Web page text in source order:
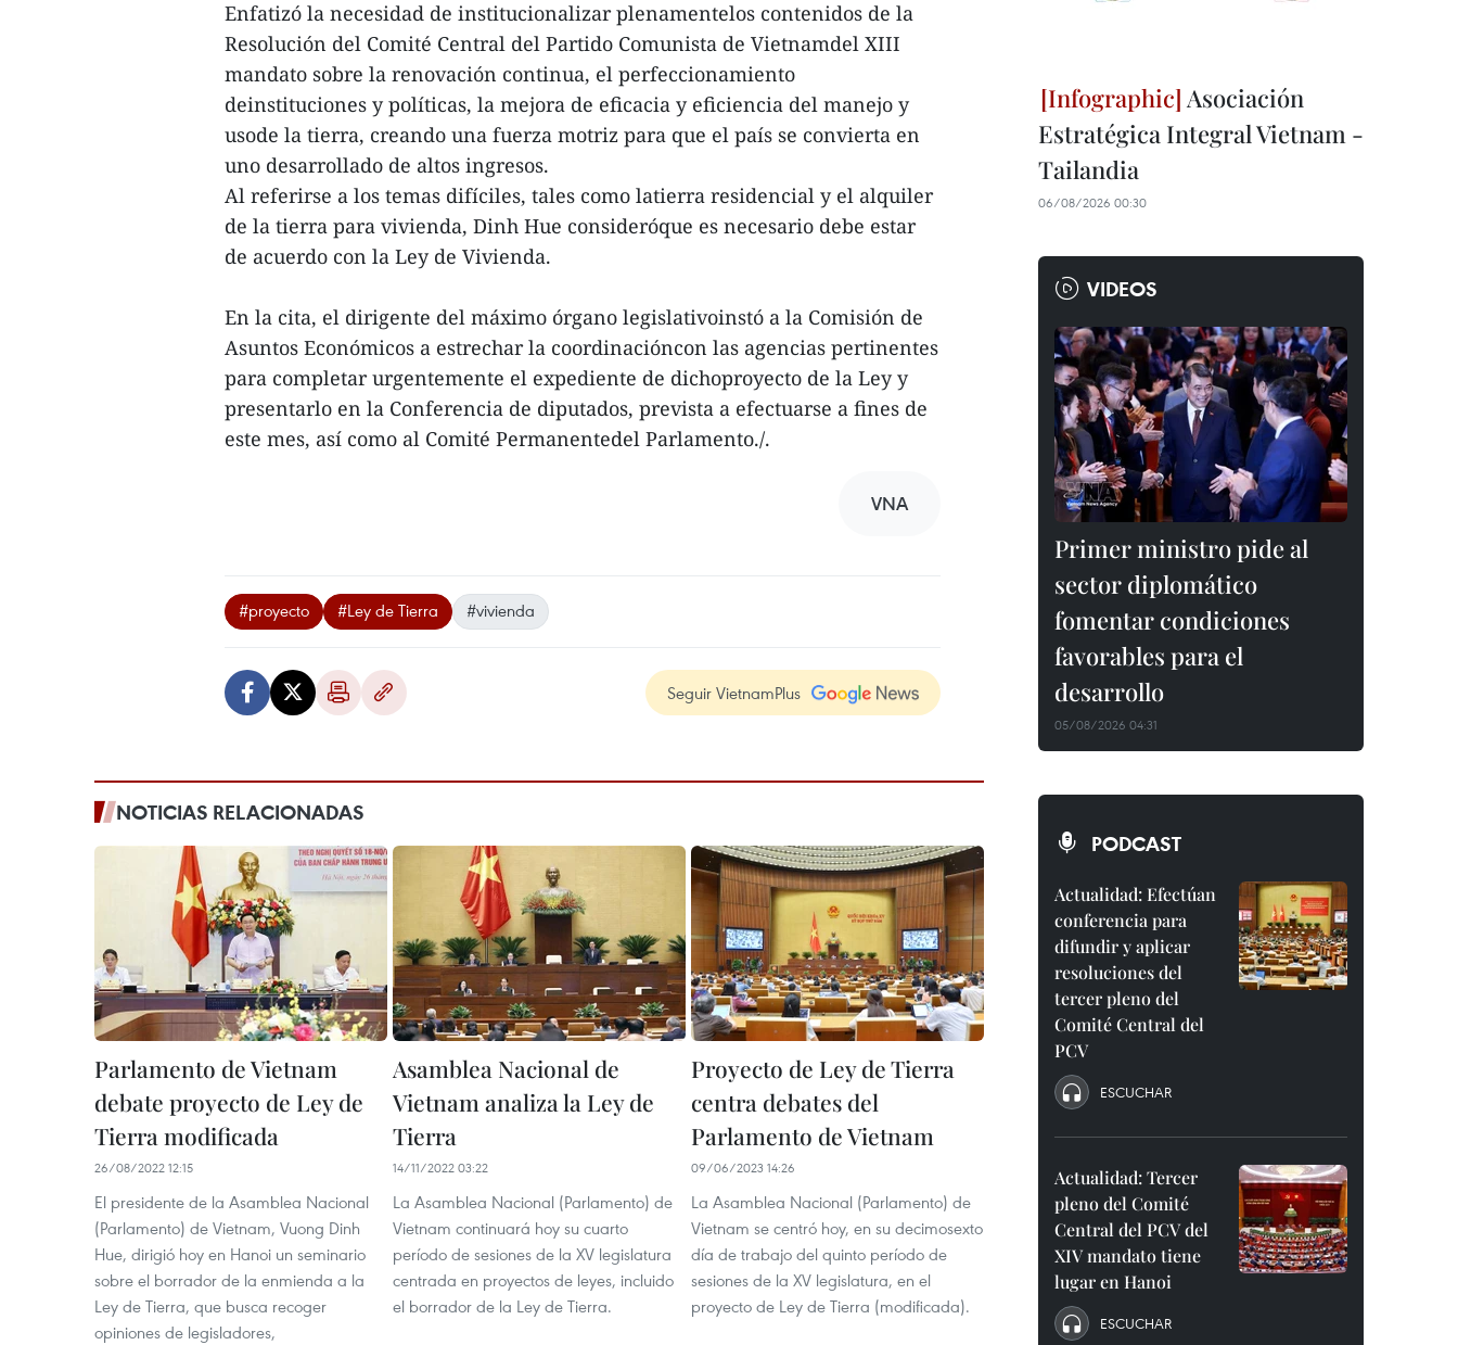
Enfatizó la necesidad de institucionalizar plenamentelos contenidos de la
Resolución del Comité Central del Partido Comunista de Vietnamdel XIII
mandato sobre la renovación continua, el perfeccionamiento
deinstituciones y políticas, la mejora de eficacia y eficiencia del manejo y
usode la tierra, creando una fuerza motriz para que el país se convierta en
uno desarrollado de altos ingresos.
Al referirse a los temas difíciles, tales como latierra residencial y el alquiler
de la tierra para vivienda, Dinh Hue consideróque es necesario debe estar
de acuerdo con la Ley de Vivienda.
En la cita, el dirigente del máximo órgano legislativoinstó a la Comisión de
Asuntos Económicos a estrechar la coordinacióncon las agencias pertinentes
para completar urgentemente el expediente de dichoproyecto de la Ley y
presentarlo en la Conferencia de diputados, prevista a efectuarse a fines de
este mes, así como al Comité Permanentedel Parlamento./.
VNA
#proyecto #Ley de Tierra #vivienda
Seguir VietnamPlus
NOTICIAS RELACIONADAS
Parlamento de Vietnam
debate proyecto de Ley de
Tierra modificada
26/08/2022 12:15
El presidente de la Asamblea Nacional
(Parlamento) de Vietnam, Vuong Dinh
Hue, dirigió hoy en Hanoi un seminario
sobre el borrador de la enmienda a la
Ley de Tierra, que busca recoger
opiniones de legisladores,
Asamblea Nacional de
Vietnam analiza la Ley de
Tierra
14/11/2022 03:22
La Asamblea Nacional (Parlamento) de
Vietnam continuará hoy su cuarto
período de sesiones de la XV legislatura
centrada en proyectos de leyes, incluido
el borrador de la Ley de Tierra.
Proyecto de Ley de Tierra
centra debates del
Parlamento de Vietnam
09/06/2023 14:26
La Asamblea Nacional (Parlamento) de
Vietnam se centró hoy, en su decimosexto
día de trabajo del quinto período de
sesiones de la XV legislatura, en el
proyecto de Ley de Tierra (modificada).
Asociación
Estratégica Integral Vietnam -
Tailandia
06/08/2026 00:30
VIDEOS
Primer ministro pide al
sector diplomático
fomentar condiciones
favorables para el
desarrollo
05/08/2026 04:31
PODCAST
Actualidad: Efectúan
conferencia para
difundir y aplicar
resoluciones del
tercer pleno del
Comité Central del
PCV
ESCUCHAR
Actualidad: Tercer
pleno del Comité
Central del PCV del
XIV mandato tiene
lugar en Hanoi
ESCUCHAR